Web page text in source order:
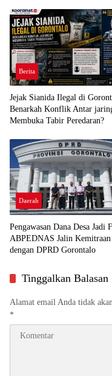
Berita
Jejak Sianida Ilegal di
Benarkah Konflik Antar
Membuka Tabir Peredaran?
Daerah
Pengawasan Dana Desa Jadi
ABPEDNAS Jalin Kemitraan
dengan DPRD Gorontalo
Tinggalkan Balasan
Alamat email Anda tidak
*